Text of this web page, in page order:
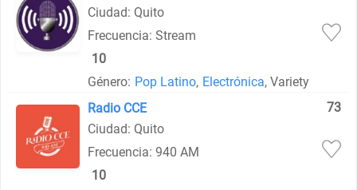
Ciudad: Quito
Frecuencia: Stream
10
Género: Pop Latino, Electrónica, Variety
Radio CCE
73
Ciudad: Quito
Frecuencia: 940 AM
10